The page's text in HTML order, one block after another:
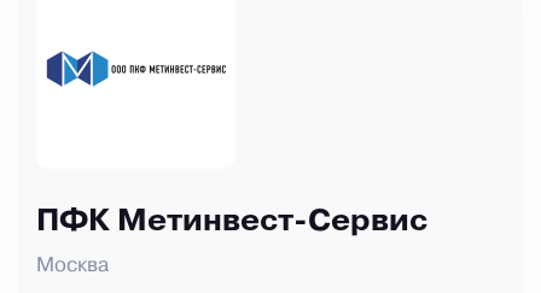
ПФК Метинвест-Сервис
Москва